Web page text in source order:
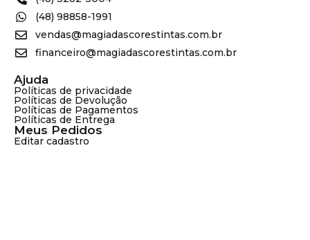
(48) 98858-1991
vendas@magiadascorestintas.com.br
financeiro@magiadascorestintas.com.br
Ajuda
Políticas de privacidade
Políticas de Devolução
Políticas de Pagamentos
Políticas de Entrega
Meus Pedidos
Editar cadastro